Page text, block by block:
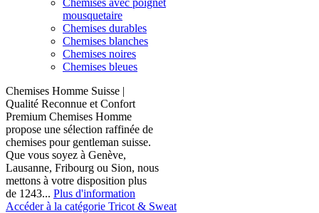
Chemises avec poignet
mousquetaire
Chemises durables
Chemises blanches
Chemises noires
Chemises bleues
Chemises Homme Suisse |
Qualité Reconnue et Confort
Premium Chemises Homme
propose une sélection raffinée de
chemises pour gentleman suisse.
Que vous soyez à Genève,
Lausanne, Fribourg ou Sion, nous
mettons à votre disposition plus
de 1243... Plus d'information
Accéder à la catégorie Tricot & Sweat